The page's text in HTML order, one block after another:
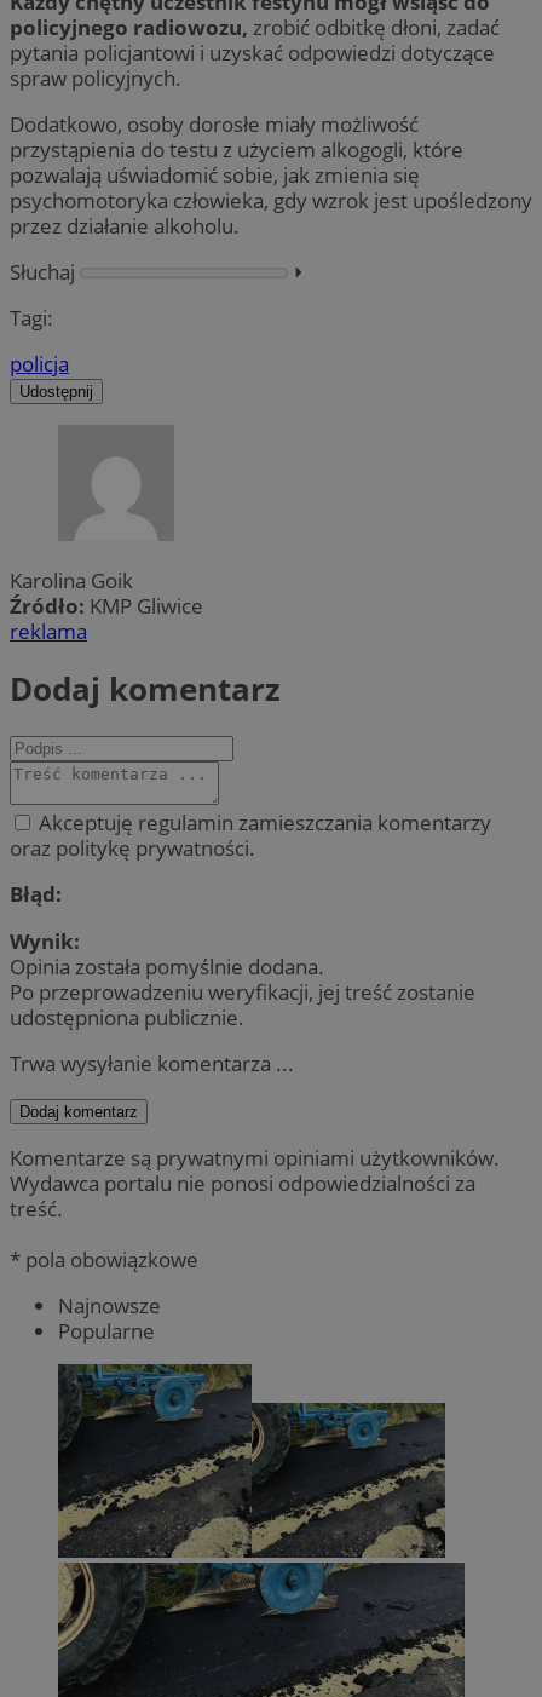
policyjnego radiowozu, zrobić odbitkę dłoni, zadać
pytania policjantowi i uzyskać odpowiedzi dotyczące
spraw policyjnych.
Dodatkowo, osoby dorosłe miały możliwość
przystąpienia do testu z użyciem alkogogli, które
pozwalają uświadomić sobie, jak zmienia się
psychomotoryka człowieka, gdy wzrok jest upośledzony
przez działanie alkoholu.
Słuchaj
⏵︎
Tagi:
policja
Udostępnij
Karolina Goik
Źródło: KMP Gliwice
reklama
Dodaj komentarz
Akceptuję regulamin zamieszczania komentarzy
oraz politykę prywatności.
Błąd:
Wynik:
Opinia została pomyślnie dodana.
Po przeprowadzeniu weryfikacji, jej treść zostanie
udostępniona publicznie.
Trwa wysyłanie komentarza ...
Dodaj komentarz
Komentarze są prywatnymi opiniami użytkowników.
Wydawca portalu nie ponosi odpowiedzialności za
treść.
* pola obowiązkowe
Najnowsze
Popularne